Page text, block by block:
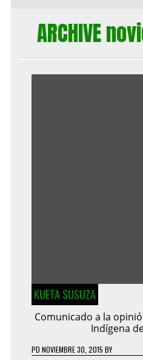
ARCHIVE
KUETA SUSUZA
Comunicado a la
Indígena
PD NOVIEMBRE 30, 2015 BY